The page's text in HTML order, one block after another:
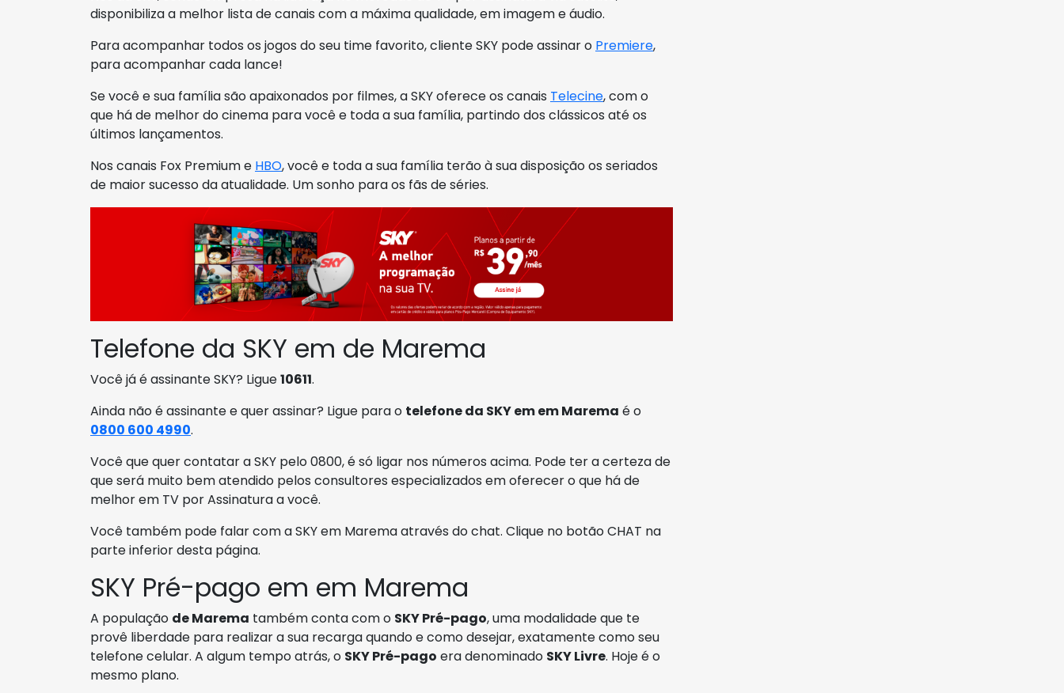
disponibiliza a melhor lista de canais com a máxima qualidade, em imagem e áudio.
Para acompanhar todos os jogos do seu time favorito, cliente SKY pode assinar o Premiere,
para acompanhar cada lance!
Se você e sua família são apaixonados por filmes, a SKY oferece os canais Telecine, com o
que há de melhor do cinema para você e toda a sua família, partindo dos clássicos até os
últimos lançamentos.
Nos canais Fox Premium e HBO, você e toda a sua família terão à sua disposição os seriados
de maior sucesso da atualidade. Um sonho para os fãs de séries.
Telefone da SKY em de Marema
Você já é assinante SKY? Ligue10611.
Ainda não é assinante e quer assinar? Ligue para o telefone da SKY em em Marema é o
0800 600 4990.
Você que quer contatar a SKY pelo 0800, é só ligar nos números acima. Pode ter a certeza de
que será muito bem atendido pelos consultores especializados em oferecer o que há de
melhor em TV por Assinatura a você.
Você também pode falar com a SKY em Marema através do chat. Clique no botão CHAT na
parte inferior desta página.
SKY Pré-pago em em Marema
A população de Marema também conta com o SKY Pré-pago, uma modalidade que te
provê liberdade para realizar a sua recarga quando e como desejar, exatamente como seu
telefone celular. A algum tempo atrás, o SKY Pré-pago era denominado SKY Livre. Hoje é o
mesmo plano.